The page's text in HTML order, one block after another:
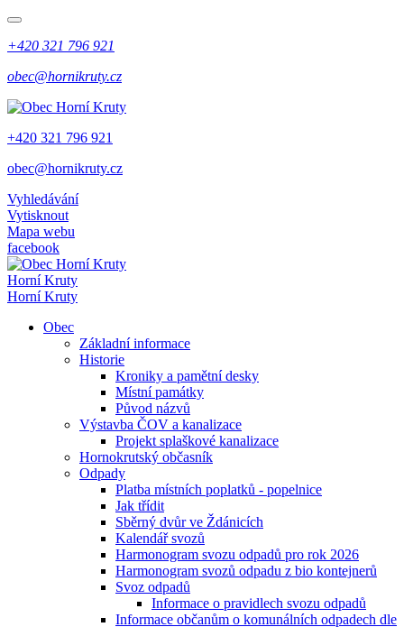
+420 321 796 921
obec@hornikruty.cz
+420 321 796 921
obec@hornikruty.cz
Vyhledávání
Vytisknout
Mapa webu
facebook
Horní Kruty
Horní Kruty
Obec
Základní informace
Historie
Kroniky a pamětní desky
Místní památky
Původ názvů
Výstavba ČOV a kanalizace
Projekt splaškové kanalizace
Hornokrutský občasník
Odpady
Platba místních poplatků - popelnice
Jak třídit
Sběrný dvůr ve Ždánicích
Kalendář svozů
Harmonogram svozu odpadů pro rok 2026
Harmonogram svozů odpadu z bio kontejnerů
Svoz odpadů
Informace o pravidlech svozu odpadů
Informace občanům o komunálních odpadech dle